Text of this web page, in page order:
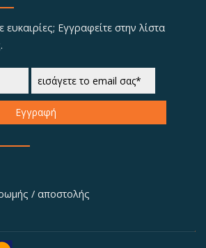
ευκαιρίες; Εγγραφείτε στην λίστα
Εγγραφή
/ αποστολής